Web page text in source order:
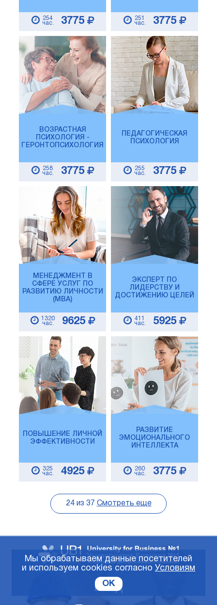
254
час.
3775
251
час.
3775
ВОЗРАСТНАЯ
ПСИХОЛОГИЯ -
ГЕРОНТОПСИХОЛОГИЯ
258
час.
3775
ПЕДАГОГИЧЕСКАЯ
ПСИХОЛОГИЯ
255
час.
3775
МЕНЕДЖМЕНТ В
СФЕРЕ УСЛУГ ПО
РАЗВИТИЮ ЛИЧНОСТИ
(MBA)
1320
час.
9625
ЭКСПЕРТ ПО
ЛИДЕРСТВУ И
ДОСТИЖЕНИЮ ЦЕЛЕЙ
411
час.
5925
ПОВЫШЕНИЕ ЛИЧНОЙ
ЭФФЕКТИВНОСТИ
325
час.
4925
РАЗВИТИЕ
ЭМОЦИОНАЛЬНОГО
ИНТЕЛЛЕКТА
260
час.
3775
24из 37 Смотреть еще
Вход
Мы обрабатываем данные посетителей
и используем cookies согласно Условиям
OK